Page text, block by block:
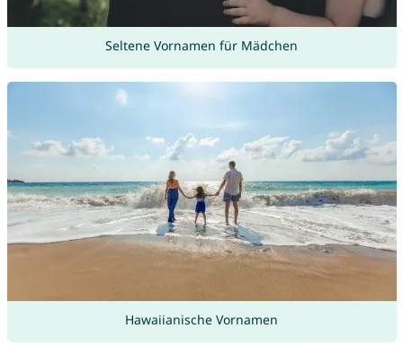
Seltene Vornamen für Mädchen
Hawaiianische Vornamen